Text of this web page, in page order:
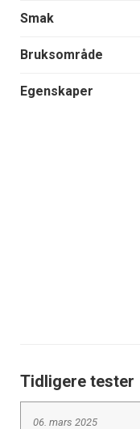
Smak
Bruksområde
Egenskaper
Tidligere tester
06. mars 2025